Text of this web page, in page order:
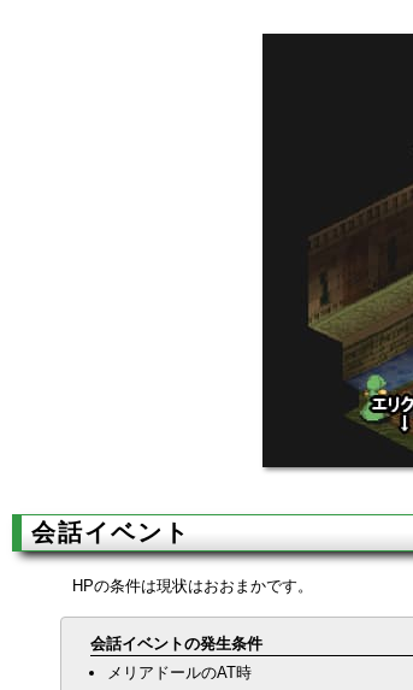
会話イベント
HPの条件は現状はおおまかです。
会話イベントの発生条件
メリアドールのAT時